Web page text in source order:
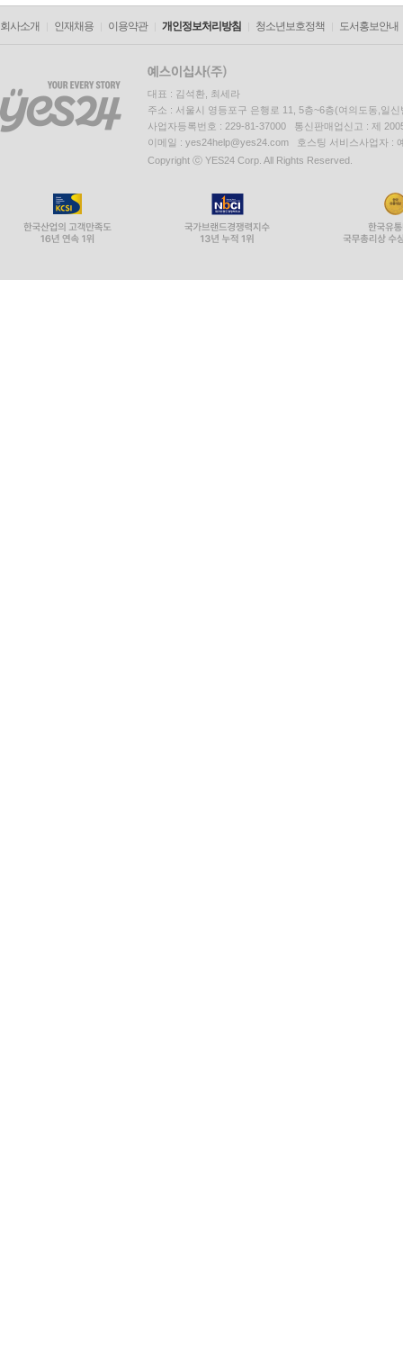
회사소개 인재채용 이용약관 개인정보처리방침 청소년보호정책 도서홍보안내
대표 : 김석환, 최세라
주소 : 서울시 영등포구 은행로 11, 5층~6층(여의도동,일신
사업자등록번호 : 229-81-37000 통신판매업신고 : 제
이메일 : yes24help@yes24.com 호스팅 서비스사업자 :
Copyright ⓒ YES24 Corp. All Rights Reserved.